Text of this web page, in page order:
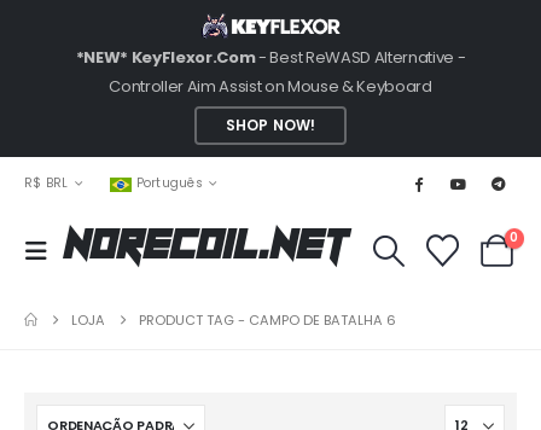
*NEW* KeyFlexor.Com- Best ReWASD Alternative -
Controller Aim Assist on Mouse & Keyboard
SHOP NOW!
R$ BRL Português
NoRecoil.Net 0
LOJA PRODUCT TAG - CAMPO DE BATALHA 6